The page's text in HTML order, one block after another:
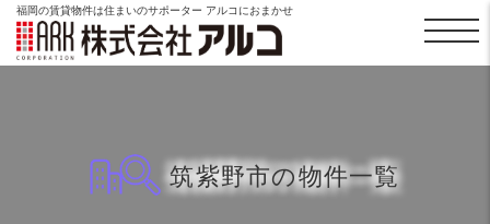
福岡の賃貸物件は住まいのサポーター アルコにおまかせ
筑紫野市の物件一覧